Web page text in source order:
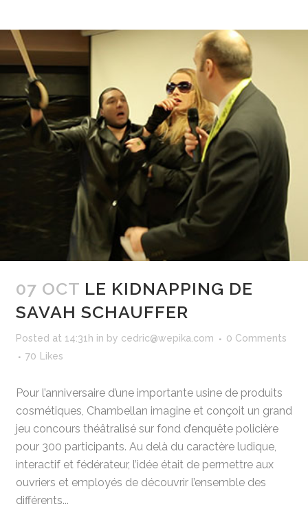
07 OCT LE KIDNAPPING DE
SAVAH SCHAUFFER
Posted at 14:31h in by cedric@wepika.com
0 Comments
70
Likes
Pour l’anniversaire d’une importante usine de produits
cosmétiques, Chambellan imagine et conçoit un grand
jeu concours théâtralisé sur fond d’enquête policière
pour 300 participants. Au delà du caractère ludique,
interactif et fédérateur, l’idée était de permettre aux
ouvriers et employés de découvrir l’ensemble des
différents...